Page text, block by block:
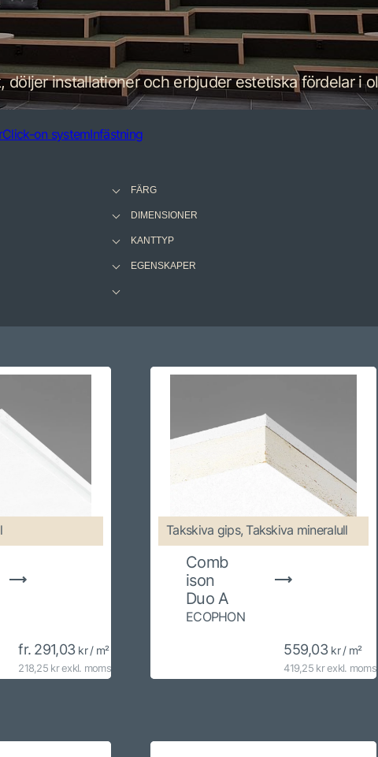
installationer och erbjuder estetiska fördelar i
Click-on systemInfästning
FÄRG
DIMENSIONER
KANTTYP
EGENSKAPER
fr. 291,03 kr / m²
218,25 kr exkl. moms
Takskiva gips, Takskiva mineralull
Comb
ison
Duo A
ECOPHON
559,03 kr / m²
419,25 kr exkl. moms